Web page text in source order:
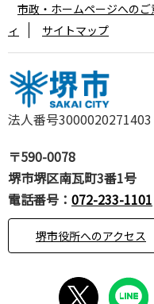
法人番号3000020271403
〒590-0078
堺市堺区南瓦町3番1号
電話番号： 072-233-1101
堺市役所へのアクセス
市政・ホームページへの
ィ
サイトマップ